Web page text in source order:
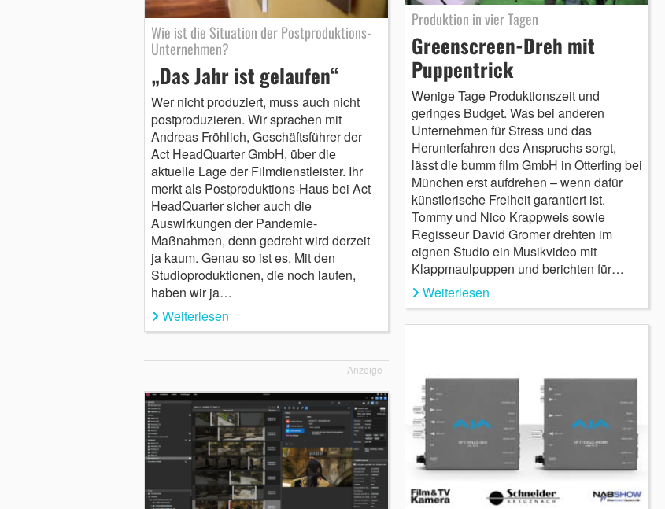
Wie ist die Situation der Postproduktions-
Unternehmen?
„Das Jahr ist gelaufen“
Wer nicht produziert, muss auch nicht
postproduzieren. Wir sprachen mit
Andreas Fröhlich, Geschäftsführer der
Act HeadQuarter GmbH, über die
aktuelle Lage der Filmdienstleister. Ihr
merkt als Postproduktions-Haus bei Act
HeadQuarter sicher auch die
Auswirkungen der Pandemie-
Maßnahmen, denn gedreht wird derzeit
ja kaum. Genau so ist es. Mit den
Studioproduktionen, die noch laufen,
haben wir ja…
Weiterlesen
Anzeige
Produktion in vier Tagen
Greenscreen-Dreh mit
Puppentrick
Wenige Tage Produktionszeit und
geringes Budget. Was bei anderen
Unternehmen für Stress und das
Herunterfahren des Anspruchs sorgt,
lässt die bumm film GmbH in Otterfing bei
München erst aufdrehen – wenn dafür
künstlerische Freiheit garantiert ist.
Tommy und Nico Krappweis sowie
Regisseur David Gromer drehten im
eignen Studio ein Musikvideo mit
Klappmaulpuppen und berichten für…
Weiterlesen